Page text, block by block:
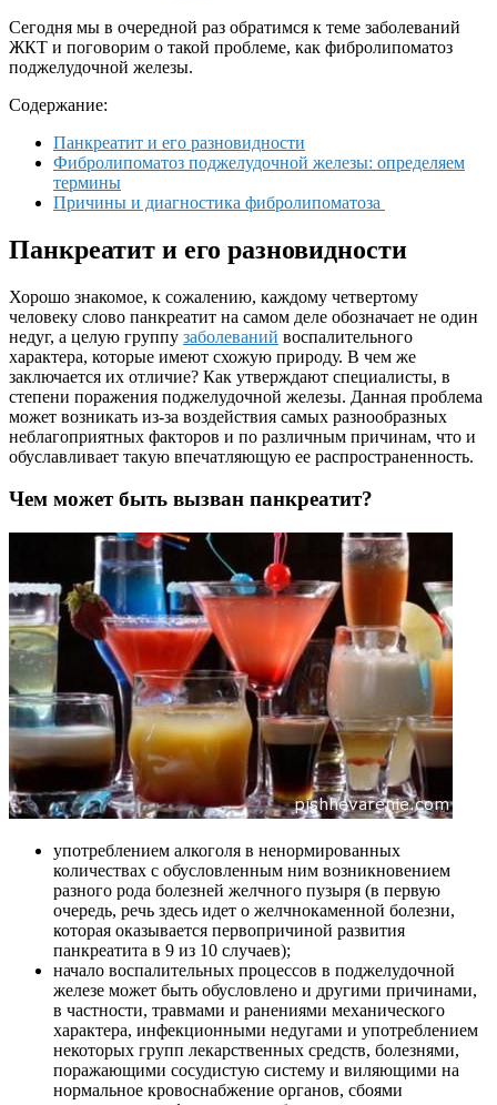
Сегодня мы в очередной раз обратимся к теме заболеваний
ЖКТ и поговорим о такой проблеме, как фибролипоматоз
поджелудочной железы.
Содержание:
Панкреатит и его разновидности
Фибролипоматоз поджелудочной железы: определяем
термины
Причины и диагностика фибролипоматоза
Панкреатит и его разновидности
Хорошо знакомое, к сожалению, каждому четвертому
человеку слово панкреатит на самом деле обозначает не один
недуг, а целую группу заболеваний воспалительного
характера, которые имеют схожую природу. В чем же
заключается их отличие? Как утверждают специалисты, в
степени поражения поджелудочной железы. Данная проблема
может возникать из-за воздействия самых разнообразных
неблагоприятных факторов и по различным причинам, что и
обуславливает такую впечатляющую ее распространенность.
Чем может быть вызван панкреатит?
употреблением алкоголя в ненормированных
количествах с обусловленным ним возникновением
разного рода болезней желчного пузыря (в первую
очередь, речь здесь идет о желчнокаменной болезни,
которая оказывается первопричиной развития
панкреатита в 9 из 10 случаев);
начало воспалительных процессов в поджелудочной
железе может быть обусловлено и другими причинами,
в частности, травмами и ранениями механического
характера, инфекционными недугами и употреблением
некоторых групп лекарственных средств, болезнями,
поражающими сосудистую систему и виляющими на
нормальное кровоснабжение органов, сбоями